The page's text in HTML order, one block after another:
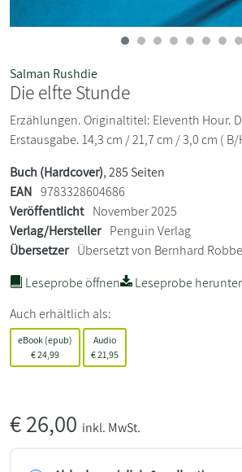
Salman Rushdie
Die elfte Stunde
Erzählungen. Originaltitel: Eleventh Hour.
Erstausgabe. 14,3 cm / 21,7 cm / 3,0 cm ( B/
Buch (Hardcover), 285 Seiten
EAN 9783328604686
Veröffentlicht November 2025
Verlag/Hersteller Penguin Verlag
Übersetzer Übersetzt von Bernhard
Leseprobe öffnen
Leseprobe
Auch erhältlich als:
eBook (epub)
€24,99
Audio
€21,95
€26,00 inkl. MwSt.